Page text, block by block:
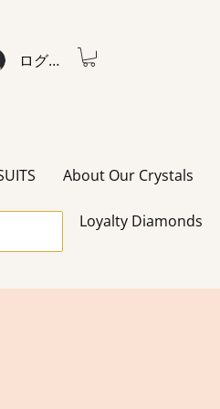
ログイン
About Our Crystals
Loyalty Diamonds